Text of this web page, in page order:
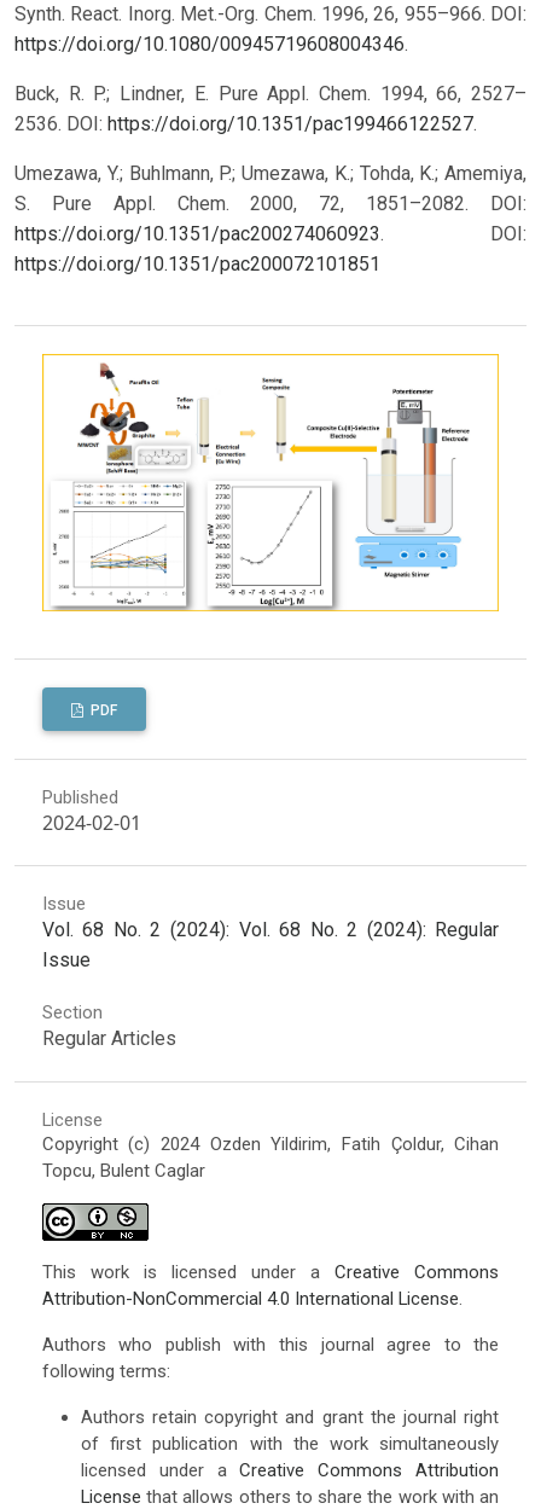
Synth. React. Inorg. Met.-Org. Chem. 1996, 26, 955–966. DOI:
https://doi.org/10.1080/00945719608004346.
Buck, R. P.; Lindner, E. Pure Appl. Chem. 1994, 66, 2527–
2536. DOI: https://doi.org/10.1351/pac199466122527.
Umezawa, Y.; Buhlmann, P.; Umezawa, K.; Tohda, K.; Amemiya,
S. Pure Appl. Chem. 2000, 72, 1851–2082. DOI:
https://doi.org/10.1351/pac200274060923. DOI:
https://doi.org/10.1351/pac200072101851
PDF
Published
2024-02-01
Issue
Vol. 68 No. 2 (2024): Vol. 68 No. 2 (2024): Regular
Issue
Section
Regular Articles
License
Copyright (c) 2024 Ozden Yildirim, Fatih Çoldur, Cihan
Topcu, Bulent Caglar
This work is licensed under aCreative Commons
Attribution-NonCommercial 4.0 International License.
Authors who publish with this journal agree to the
following terms:
Authors retain copyright and grant the journal right
of first publication with the work simultaneously
licensed under aCreative Commons Attribution
License that allows others to share the work with an